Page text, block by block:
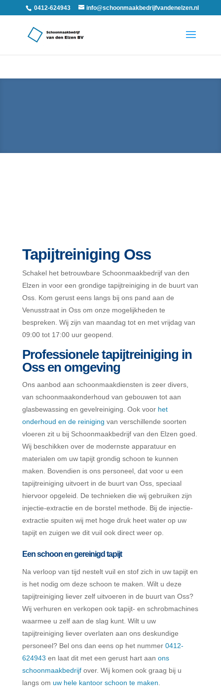
0412-624943 info@schoonmaakbedrijfvandenelzen.nl
Tapijtreiniging Oss
Schakel het betrouwbare Schoonmaakbedrijf van den
Elzen in voor een grondige tapijtreiniging in de buurt van
Oss. Kom gerust eens langs bij ons pand aan de
Venusstraat in Oss om onze mogelijkheden te
bespreken. Wij zijn van maandag tot en met vrijdag van
09:00 tot 17:00 uur geopend.
Professionele tapijtreiniging in
Oss en omgeving
Ons aanbod aan schoonmaakdiensten is zeer divers,
van schoonmaakonderhoud van gebouwen tot aan
glasbewassing en gevelreiniging. Ook voor het
onderhoud en de reiniging van verschillende soorten
vloeren zit u bij Schoonmaakbedrijf van den Elzen goed.
Wij beschikken over de modernste apparatuur en
materialen om uw tapijt grondig schoon te kunnen
maken. Bovendien is ons personeel, dat voor u een
tapijtreiniging uitvoert in de buurt van Oss, speciaal
hiervoor opgeleid. De technieken die wij gebruiken zijn
injectie-extractie en de borstel methode. Bij de injectie-
extractie spuiten wij met hoge druk heet water op uw
tapijt en zuigen we dit vuil ook direct weer op.
Een schoon en gereinigd tapijt
Na verloop van tijd nestelt vuil en stof zich in uw tapijt en
is het nodig om deze schoon te maken. Wilt u deze
tapijtreiniging liever zelf uitvoeren in de buurt van Oss?
Wij verhuren en verkopen ook tapijt- en schrobmachines
waarmee u zelf aan de slag kunt. Wilt u uw
tapijtreiniging liever overlaten aan ons deskundige
personeel? Bel ons dan eens op het nummer 0412-
624943 en laat dit met een gerust hart aan ons
schoonmaakbedrijfover. Wij komen ook graag bij u
langs om uw hele kantoor schoon te maken